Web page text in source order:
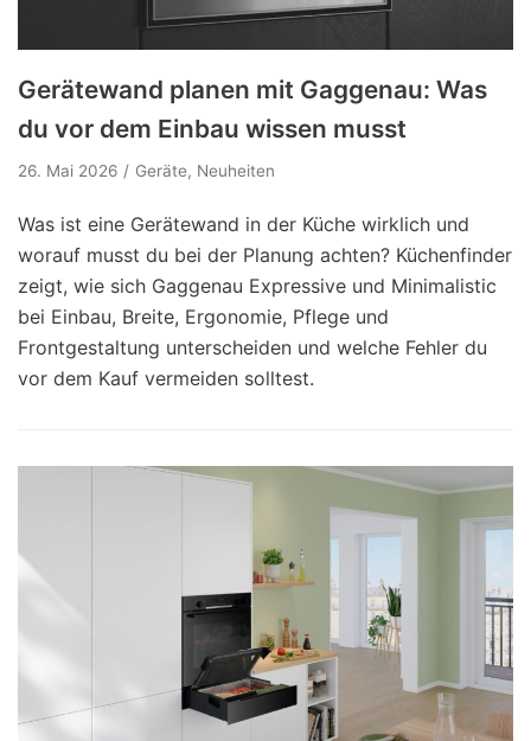
Gerätewand planen mit Gaggenau: Was
du vor dem Einbau wissen musst
26. Mai 2026 Geräte, Neuheiten
Was ist eine Gerätewand in der Küche wirklich und
worauf musst du bei der Planung achten? Küchenfinder
zeigt, wie sich Gaggenau Expressive und Minimalistic
bei Einbau, Breite, Ergonomie, Pflege und
Frontgestaltung unterscheiden und welche Fehler du
vor dem Kauf vermeiden solltest.